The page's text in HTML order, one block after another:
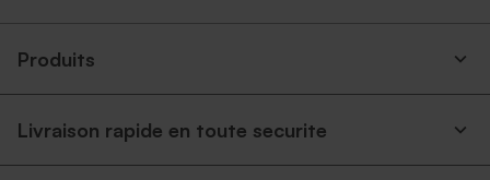
Produits
Livraison rapide en toute securite